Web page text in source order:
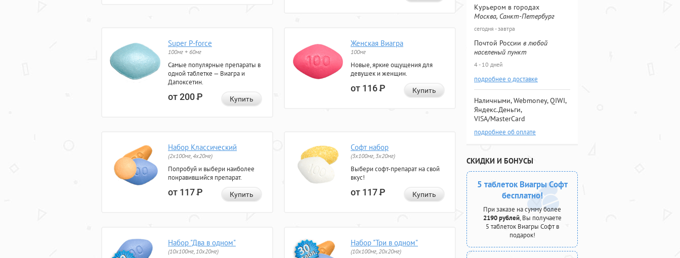
Super P-force
100мг + 60мг
Самые популярные препараты в
одной таблетке — Виагра и
Дапоксетин.
от 200Р Купить
Женская Виагра
100мг
Новые, яркие ощущения для
девушек и женщин.
от 116Р Купить
Набор Классический
(2x100мг, 4x20мг)
Попробуй и выбери наиболее
понравившийся препарат.
от 117Р Купить
Софт набор
(3x100мг, 3x20мг)
Выбери софт-препарат на свой
вкус!
от 117Р Купить
Набор "Два в одном"
(10x100мг, 10x20мг)
Набор "Три в одном"
(10x100мг, 20x20мг)
Курьером в городах
Москва, Санкт-Петербург
сегодня - завтра
Почтой России в любой
населеный пункт
4 - 10 дней
подробнее о доставке
Наличными, Webmoney, QIWI,
Яндекс.Деньги,
VISA/MasterCard
подробнее об оплате
СКИДКИ И БОНУСЫ
5 таблеток Виагры Софт
бесплатно!
При заказе на сумму более
2190 рублей, Вы получаете
5 таблеток Виагры Софт в
подарок!